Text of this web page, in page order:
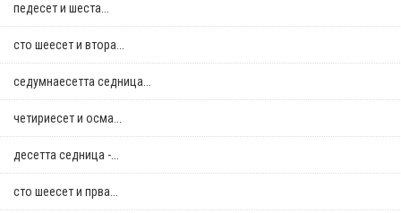
педесет и шеста...
сто шеесет и втора...
седумнаесетта седница...
четириесет и осма...
десетта седница -...
сто шеесет и прва...